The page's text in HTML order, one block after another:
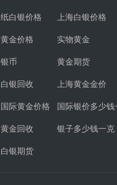
纸白银价格 上海白银价格
黄金价格 实物黄金
银币 黄金期货
白银回收 上海黄金金价
国际黄金价格 国际银价多少钱
黄金回收 银子多少钱一克
白银期货